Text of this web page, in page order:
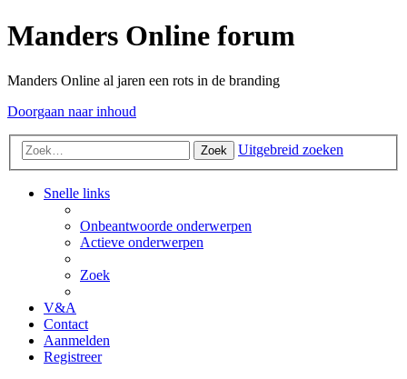
Manders Online forum
Manders Online al jaren een rots in de branding
Doorgaan naar inhoud
Zoek Uitgebreid zoeken
Snelle links
Onbeantwoorde onderwerpen
Actieve onderwerpen
Zoek
V&A
Contact
Aanmelden
Registreer